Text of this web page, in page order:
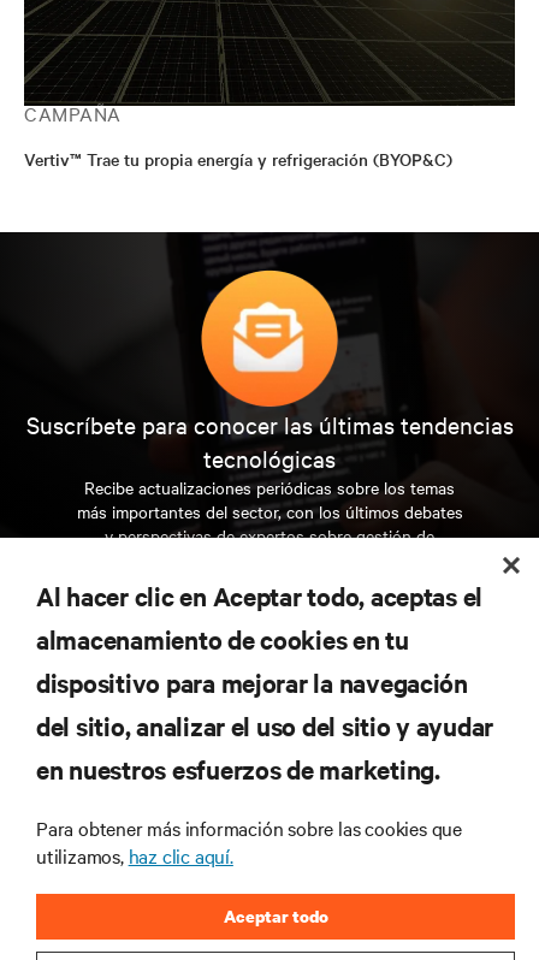
CAMPAÑA
Vertiv™ Trae tu propia energía y refrigeración (BYOP&C)
Suscríbete para conocer las últimas tendencias
tecnológicas
Recibe actualizaciones periódicas sobre los temas
más importantes del sector, con los últimos debates
y perspectivas de expertos sobre gestión de
REGÍSTRATE AHORA
SOPORTE
CORPORATIVO
Al hacer clic en Aceptar todo, aceptas el
almacenamiento de cookies en tu
dispositivo para mejorar la navegación
del sitio, analizar el uso del sitio y ayudar
en nuestros esfuerzos de marketing.
Para obtener más información sobre las cookies que
utilizamos, haz clic aquí.
Aceptar todo